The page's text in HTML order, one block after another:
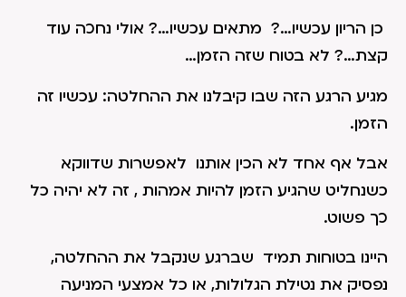
כן הריון עכשיו…? מתאים עכשיו…? אולי נחכה עוד
קצת…? לא בטוח שזה הזמן…
מגיע הרגע הזה שבו קיבלנו את ההחלטה: עכשיו זה
הזמן.
אבל אף אחד לא הכין אותנו לאפשרות שדווקא
כשנחליט שהגיע הזמן להיות אמהות , זה לא יהיה כל
כך פשוט.
היינו בטוחות תמיד שברגע שנקבל את ההחלטה,
נפסיק את נטילת הגלולות, או כל אמצעי המניעה